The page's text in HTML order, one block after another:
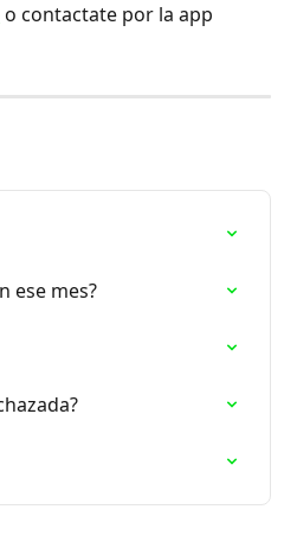
o contactate por la app
ese mes?